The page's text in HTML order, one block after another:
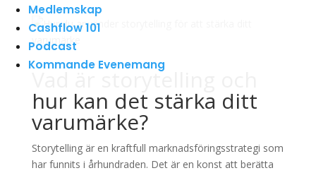
Medlemskap
Cashflow 101
Podcast
Kommande Evenemang
Vad är storytelling och
hur kan det stärka ditt
varumärke?
Storytelling är en kraftfull marknadsföringsstrategi som
har funnits i århundraden. Det är en konst att berätta